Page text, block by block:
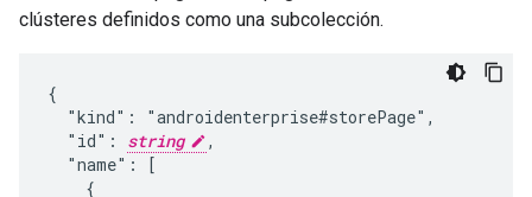
clústeres definidos como una subcolección.
{
  "kind": "androidenterprise#storePage",
  "id":
string
,
  "name": [
    {